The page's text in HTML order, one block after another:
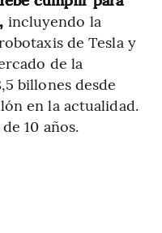
incluyendo la
de Tesla y
de la
billones desde
en la actualidad.
10 años.